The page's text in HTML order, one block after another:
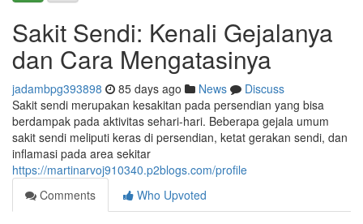
Sakit Sendi: Kenali Gejalanya
dan Cara Mengatasinya
jadambpg393898 85 days ago News
Discuss
Sakit sendi merupakan kesakitan pada persendian yang bisa
berdampak pada aktivitas sehari-hari. Beberapa gejala umum
sakit sendi meliputi keras di persendian, ketat gerakan sendi, dan
inflamasi pada area sekitar
https://martinarvoj910340.p2blogs.com/profile
Comments
Who Upvoted